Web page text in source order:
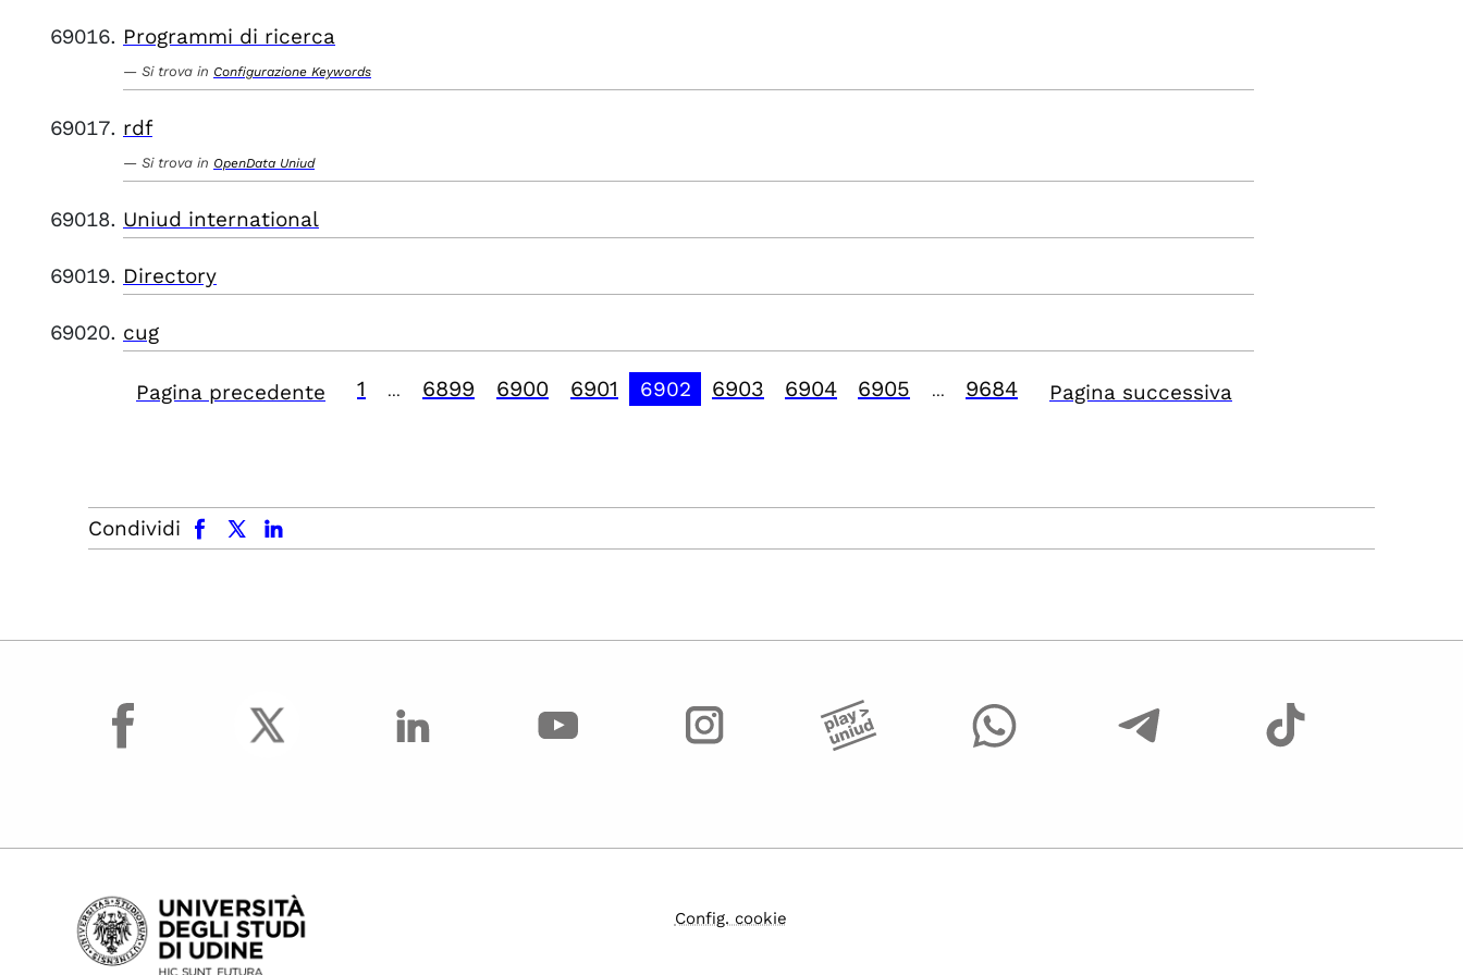
Programmi di ricerca
Si trova in Configurazione Keywords
rdf
Si trova in OpenData Uniud
Uniud international
Directory
cug
Pagina precedente 1 6899 6900 6901 6902 6903 6904 6905 9684 Pagina successiva
Condividi
facebook x.com linkedin
facebook
Config. cookie